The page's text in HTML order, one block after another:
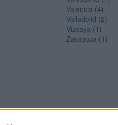
Valencia (4)
Valladolid (2)
Vizcaya (1)
Zaragoza (1)